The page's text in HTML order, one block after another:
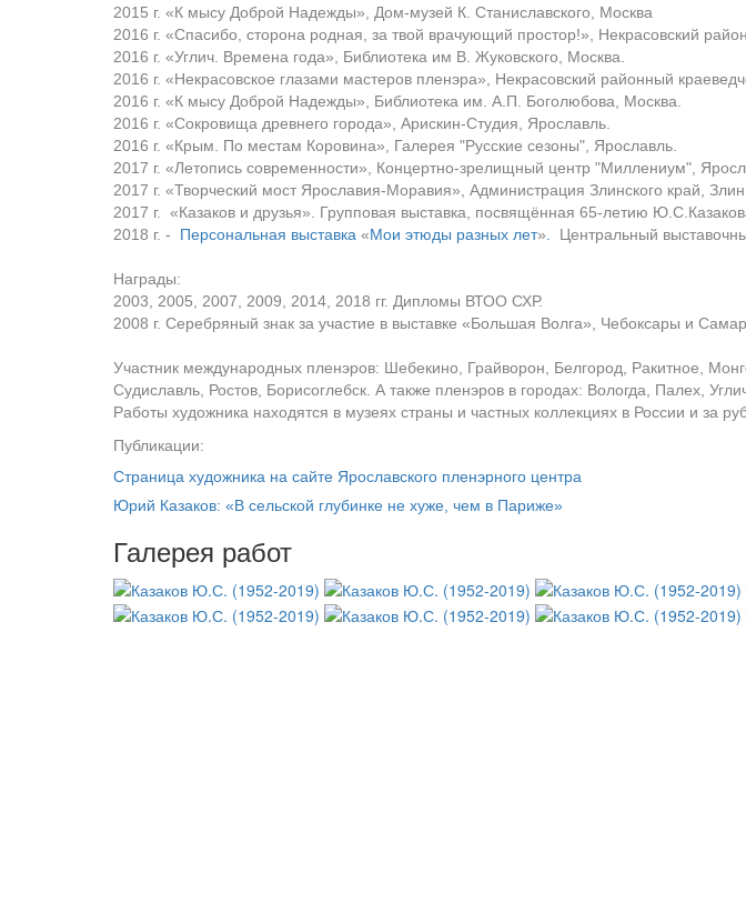
2015 г. «К мысу Доброй Надежды», Дом-музей К. Станиславского, Москва
2016 г. «Спасибо, сторона родная, за твой врачующий простор!» , Некрасовский
2016 г. «Углич. Времена года», Библиотека им В. Жуковского, Москва.
2016 г. «Некрасовское глазами мастеров пленэра», Некрасовский районный
2016 г. «К мысу Доброй Надежды» , Библиотека им. А.П. Боголюбова, Москва.
2016 г. «Сокровища древнего города» , Арискин-Студия, Ярославль.
2016 г. «Крым. По местам Коровина» , Галерея "Русские сезоны", Ярославль.
2017 г. «Летопись современности» , Концертно-зрелищный центр "Миллениум",
2017 г. «Творческий мост Ярославия-Моравия» , Администрация Злинского край,
2017 г. «Казаков и друзья» . Групповая выставка, посвящённая 65-летию
2018 г. - Персональная выставка «Мои этюды разных лет» Центральный
Награды:
2003, 2005, 2007, 2009, 2014, 2018 гг. Дипломы ВТОО СХР.
2008 г. Серебряный знак за участие в выставке «Большая Волга», Чебоксары и
Участник международных пленэров: Шебекино, Грайворон, Белгород, Ракитное,
Судиславль, Ростов, Борисоглебск. А также пленэров в городах: Вологда, Палех,
Работы художника находятся в музеях страны и частных коллекциях в России и за
Публикации:
Страница художника на сайте Ярославского пленэрного центра
Юрий Казаков: «В сельской глубинке не хуже, чем в Париже»
Галерея работ